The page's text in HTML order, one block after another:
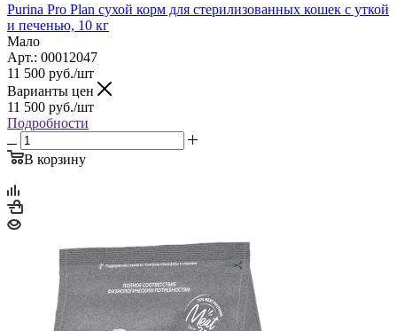
Purina Pro Plan сухой корм для стерилизованных кошек с уткой
и печенью, 10 кг
Мало
Арт.: 00012047
11 500 руб./шт
Варианты цен
11 500 руб./шт
Подробности
В корзину